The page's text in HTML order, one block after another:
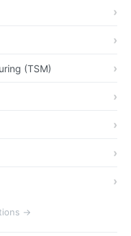
(TSM)
→